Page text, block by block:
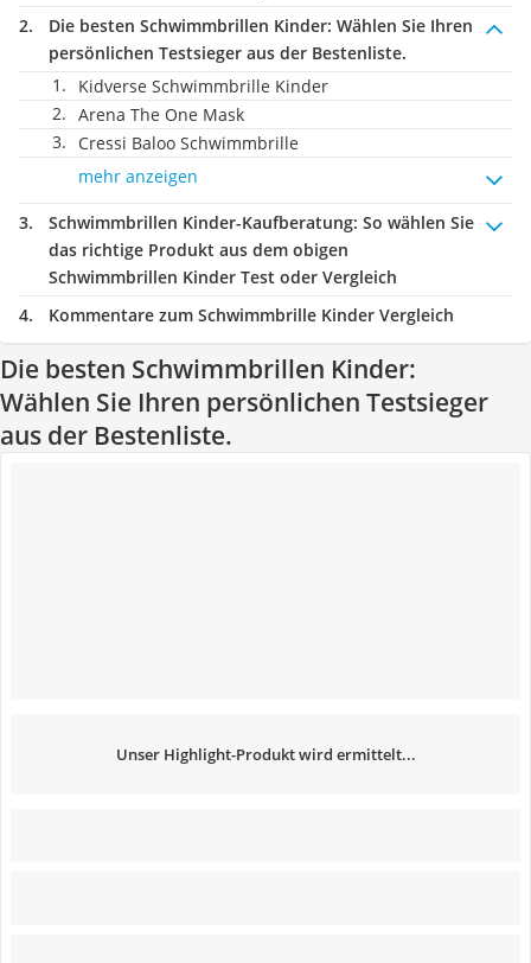
Die besten Schwimmbrillen Kinder: Wählen Sie Ihren
persönlichen Testsieger aus der Bestenliste.
Kidverse Schwimmbrille Kinder
Arena The One Mask
Cressi Baloo Schwimmbrille
mehr anzeigen
Schwimmbrillen Kinder-Kaufberatung: So wählen Sie
das richtige Produkt aus dem obigen
Schwimmbrillen Kinder Test oder Vergleich
Kommentare zum Schwimmbrille Kinder Vergleich
Die besten Schwimmbrillen Kinder:
Wählen Sie Ihren persönlichen Testsieger
aus der Bestenliste.
Unser Highlight-Produkt wird ermittelt...